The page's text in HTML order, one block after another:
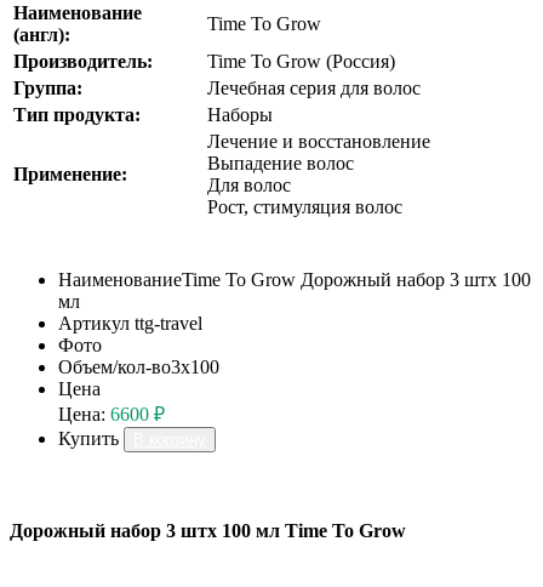
Наименование
(англ):
Time To Grow
Производитель:
Time To Grow (Россия)
Группа:
Лечебная серия для волос
Тип продукта:
Наборы
Применение:
Лечение и восстановление
Выпадение волос
Для волос
Рост, стимуляция волос
НаименованиеTime To Grow Дорожный набор 3 штх 100
мл
Артикул ttg-travel
Фото
Объем/кол-во3х100
Цена
Цена: 6600 ₽
Купить
Дорожный набор 3 штх 100 мл Time To Grow